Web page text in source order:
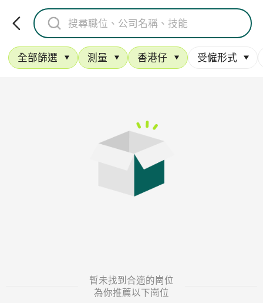
全部篩選 測量 香港仔 受僱形式
暫未找到合適的崗位
為你推薦以下崗位